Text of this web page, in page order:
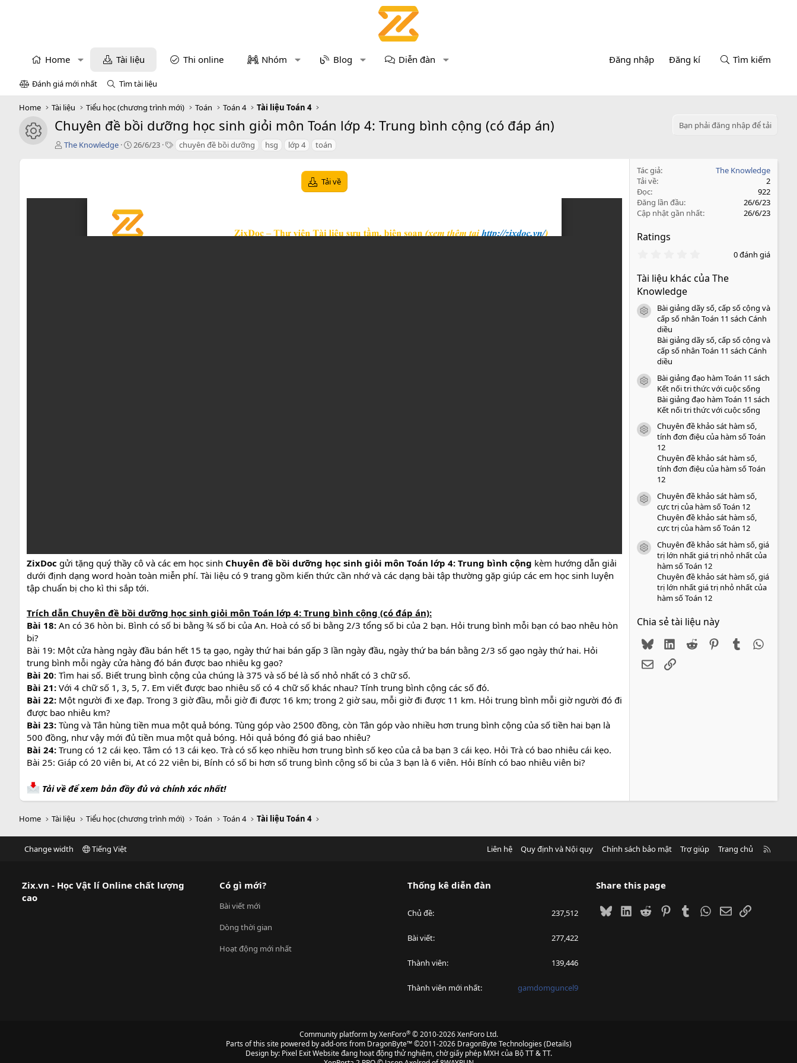
Home Tài liệu Thi online Nhóm Blog Diễn đàn Đăng nhập Đăng kí Tìm kiếm
Đánh giá mới nhất Tìm tài liệu
Home Tài liệu Tiểu học (chương trình mới) Toán Toán 4 Tài liệu Toán 4
icon tài liệu
Chuyên đề bồi dưỡng học sinh giỏi môn Toán lớp 4: Trung bình cộng (có đáp án)
Bạn phải đăng nhập để tải
T
ả
The Knowledge
C
o
n
d
26/6/23
T chuyên đề bồi dưỡng hsg lớp 4 toán
Tải về
ZixDoc gửi tặng quý thầy cô và các em học sinh Chuyên đề bồi dưỡng học sinh giỏi môn Toán lớp 4: Trung bình cộng kèm hướng dẫn giải
dưới định dạng word hoàn toàn miễn phí. Tài liệu có 9 trang gồm kiến thức cần nhớ và các dạng bài tập thường gặp giúp các em học sinh luyện
tập chuẩn bị cho kì thi sắp tới.
Trích dẫn Chuyên đề bồi dưỡng học sinh giỏi môn Toán lớp 4: Trung bình cộng (có đáp án):
Bài 18: An có 36 hòn bi. Bình có số bi bằng ¾ số bi của An. Hoà có số bi bằng 2/3 tổng số bi của 2 bạn. Hỏi trung bình mỗi bạn có bao nhêu hòn
bi?
Bài 19: Một cửa hàng ngày đầu bán hết 15 tạ gạo, ngày thứ hai bán gấp 3 lần ngày đầu, ngày thứ ba bán bằng 2/3 số gạo ngày thứ hai. Hỏi
trung bình mỗi ngày cửa hàng đó bán được bao nhiêu kg gạo?
Bài 20: Tìm hai số. Biết trung bình cộng của chúng là 375 và số bé là số nhỏ nhất có 3 chữ số.
Bài 21: Với 4 chữ số 1, 3, 5, 7. Em viết được bao nhiêu số có 4 chữ số khác nhau? Tính trung bình cộng các số đó.
Bài 22: Một người đi xe đạp. Trong 3 giờ đầu, mỗi giờ đi được 16 km; trong 2 giờ sau, mỗi giờ đi được 11 km. Hỏi trung bình mỗi giờ người đó đi
được bao nhiêu km?
Bài 23: Tùng và Tân hùng tiền mua một quả bóng. Tùng góp vào 2500 đồng, còn Tân góp vào nhiều hơn trung bình cộng của số tiền hai bạn là
500 đồng, như vậy mới đủ tiền mua một quả bóng. Hỏi quả bóng đó giá bao nhiêu?
Bài 24: Trung có 12 cái kẹo. Tâm có 13 cái kẹo. Trà có số kẹo nhiều hơn trung bình số kẹo của cả ba bạn 3 cái kẹo. Hỏi Trà có bao nhiêu cái kẹo.
Bài 25: Giáp có 20 viên bi, At có 22 viên bi, Bính có số bi hơn số trung bình cộng số bi của 3 bạn là 6 viên. Hỏi Bính có bao nhiêu viên bi?
Tải về để xem bản đầy đủ và chính xác nhất!
Tác giả
The Knowledge
Tải về
2
Đọc
922
Đăng lần đầu
26/6/23
Cập nhật gần nhất
26/6/23
Ratings
0
0
o
0 đánh giá
Tài liệu khác của The
Knowledge
icon tài liệu
Bài giảng dãy số, cấp số cộng và
cấp số nhân Toán 11 sách Cánh
diều
Bài giảng dãy số, cấp số cộng và
cấp số nhân Toán 11 sách Cánh
diều
icon tài liệu
Bài giảng đạo hàm Toán 11 sách
Kết nối tri thức với cuộc sống
Bài giảng đạo hàm Toán 11 sách
Kết nối tri thức với cuộc sống
icon tài liệu
Chuyên đề khảo sát hàm số,
tính đơn điệu của hàm số Toán
12
Chuyên đề khảo sát hàm số,
tính đơn điệu của hàm số Toán
12
icon tài liệu
Chuyên đề khảo sát hàm số,
cực trị của hàm số Toán 12
Chuyên đề khảo sát hàm số,
cực trị của hàm số Toán 12
icon tài liệu
Chuyên đề khảo sát hàm số, giá
trị lớn nhất giá trị nhỏ nhất của
hàm số Toán 12
Chuyên đề khảo sát hàm số, giá
trị lớn nhất giá trị nhỏ nhất của
hàm số Toán 12
Chia sẻ tài liệu này
BlueskyLinkedIn
Reddit PinterestTumblr
EmailLink
Home Tài liệu Tiểu học (chương trình mới) Toán Toán 4 Tài liệu Toán 4
Change width Tiếng Việt Liên hệ Quy định và Nội quy Chính sách bảo mật Trợ giúp Trang chủ
Zix.vn - Học Vật lí Online chất lượng
cao
Có gì mới?
Bài viết mới
Dòng thời gian
Hoạt động mới nhất
Thống kê diễn đàn
Chủ đề 237,512
Bài viết 277,422
Thành viên 139,446
Thành viên mới nhất gamdomguncel9
Share this page
BlueskyLinkedIn
Reddit PinterestTumblrWhatsApp
EmailLink
Community platform by XenForo® © 2010-2026 XenForo Ltd.
Parts of this site powered byadd-ons from DragonByte™©2011-2026 DragonByte Technologies(Details)
Design by: Pixel ExitWebsite đang hoạt động thử nghiệm, chờ giấy phép MXH của Bộ TT & TT.